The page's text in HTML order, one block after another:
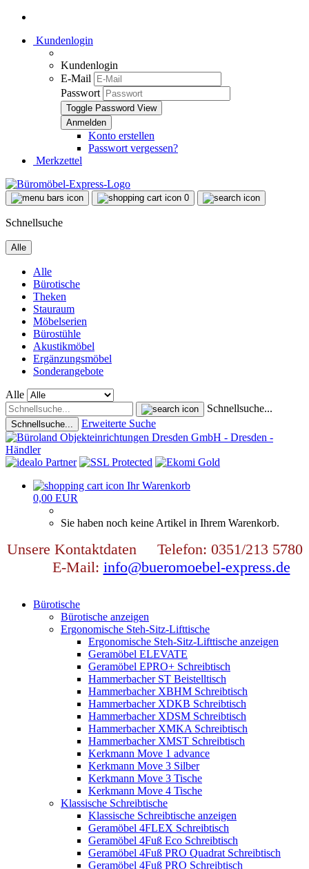
Kundenlogin
Kundenlogin
E-Mail
Passwort
Toggle Password View
Konto erstellen
Passwort vergessen?
Merkzettel
0
Schnellsuche
Alle
Alle
Bürotische
Theken
Stauraum
Möbelserien
Bürostühle
Akustikmöbel
Ergänzungsmöbel
Sonderangebote
Alle
Schnellsuche...
Schnellsuche... Erweiterte Suche
Ihr Warenkorb
0,00 EUR
Sie haben noch keine Artikel in Ihrem Warenkorb.
Unsere Kontaktdaten Telefon: 0351/213 5780
E-Mail: info@bueromoebel-express.de
Bürotische
Bürotische anzeigen
Ergonomische Steh-Sitz-Lifttische
Ergonomische Steh-Sitz-Lifttische anzeigen
Geramöbel ELEVATE
Geramöbel EPRO+ Schreibtisch
Hammerbacher ST Beistelltisch
Hammerbacher XBHM Schreibtisch
Hammerbacher XDKB Schreibtisch
Hammerbacher XDSM Schreibtisch
Hammerbacher XMKA Schreibtisch
Hammerbacher XMST Schreibtisch
Kerkmann Move 1 advance
Kerkmann Move 3 Silber
Kerkmann Move 3 Tische
Kerkmann Move 4 Tische
Klassische Schreibtische
Klassische Schreibtische anzeigen
Geramöbel 4FLEX Schreibtisch
Geramöbel 4Fuß Eco Schreibtisch
Geramöbel 4Fuß PRO Quadrat Schreibtisch
Geramöbel 4Fuß PRO Schreibtisch